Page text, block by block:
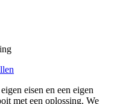
eisen en een eigen
met een oplossing. We